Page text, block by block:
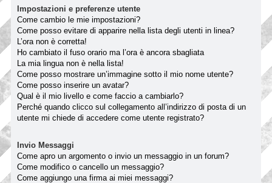
Impostazioni e preferenze utente
Come cambio le mie impostazioni?
Come posso evitare di apparire nella lista degli utenti in linea?
L’ora non è corretta!
Ho cambiato il fuso orario ma l’ora è ancora sbagliata
La mia lingua non è nella lista!
Come posso mostrare un’immagine sotto il mio nome utente?
Come posso inserire un avatar?
Qual è il mio livello e come faccio a cambiarlo?
Perché quando clicco sul collegamento all’indirizzo di posta di un
utente mi chiede di accedere come utente registrato?
Invio Messaggi
Come apro un argomento o invio un messaggio in un forum?
Come modifico o cancello un messaggio?
Come aggiungo una firma ai miei messaggi?